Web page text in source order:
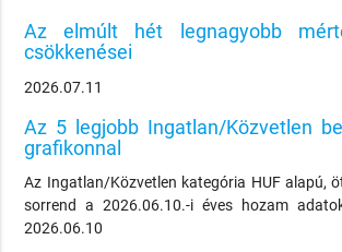
Az elmúlt hét legnagyobb
csökkenései
2026.07.11
Az 5 legjobb Ingatlan/Közvetlen
grafikonnal
Az Ingatlan/Közvetlen kategória HUF alapú,
sorrend a 2026.06.10.-i éves hozam
2026.06.10